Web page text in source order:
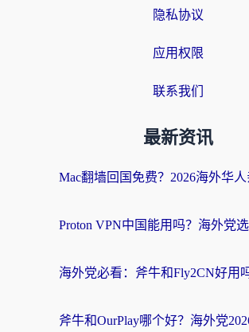
隐私协议
应用权限
联系我们
最新资讯